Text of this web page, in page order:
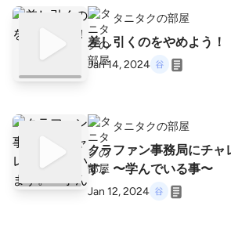
タニタクの部屋
差し引くのをやめよう！
Jan 14, 2024
タニタクの部屋
クラファン事務局にチャ
す。〜学んでいる事〜
Jan 12, 2024